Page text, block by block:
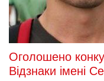
Оголошено
Відзнаки імені